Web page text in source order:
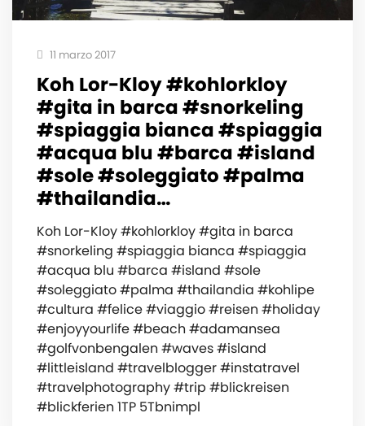
11 marzo 2017
Koh Lor-Kloy #kohlorkloy
#gita in barca #snorkeling
#spiaggia bianca #spiaggia
#acqua blu #barca #island
#sole #soleggiato #palma
#thailandia…
Koh Lor-Kloy #kohlorkloy #gita in barca
#snorkeling #spiaggia bianca #spiaggia
#acqua blu #barca #island #sole
#soleggiato #palma #thailandia #kohlipe
#cultura #felice #viaggio #reisen #holiday
#enjoyyourlife #beach #adamansea
#golfvonbengalen #waves #island
#littleisland #travelblogger #instatravel
#travelphotography #trip #blickreisen
#blickferien 1TP 5Tbnimpl